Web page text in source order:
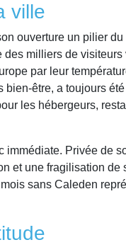
ville
ouverture un pilier
milliers de visiteurs
par leur
être, a toujours
les hébergeurs,
immédiate. Privée de
et une fragilisation de
sans Caleden